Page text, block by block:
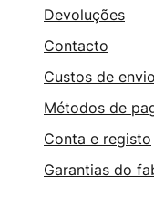
Devoluções
Contacto
Custos de envio
Métodos de
Conta e registo
Garantias do